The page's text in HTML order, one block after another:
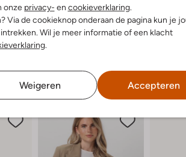
onze privacy- en cookieverklaring.
Via de cookieknop onderaan de pagina kun je
Wil je meer informatie of een klacht
.
Weigeren Accepteren